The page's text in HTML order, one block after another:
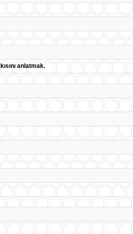
anlatmak.